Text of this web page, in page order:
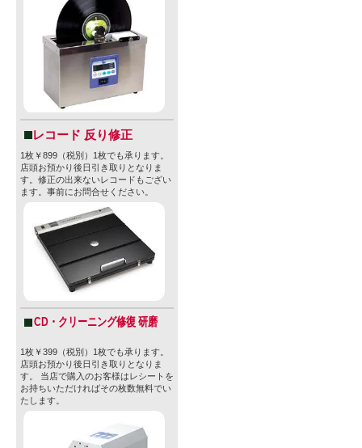
レコード 反り修正
1枚￥899（税別）1枚でも承ります。
店頭お預かり後日引き取りとなりま
す。修正の出来ないレコードもござい
ます。事前にお問合せください。
CD・クリーニング修復 研磨
1枚￥399（税別）1枚でも承ります。
店頭お預かり後日引き取りとなりま
す。 当店で購入のお客様はレシートを
お持ちいただければその枚数無料でい
たします。